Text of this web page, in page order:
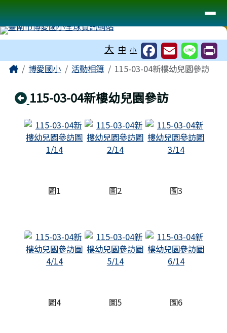
跳至主內容區
臺南市博愛國小全球資訊網站
導覽列
大 中 小
主內容區域
Home博愛國小 活動相簿 115-03-04新樓幼兒園參訪
回上頁
115-03-04新樓幼兒園參訪
圖1 圖2 圖3
圖4 圖5 圖6
頁尾區域